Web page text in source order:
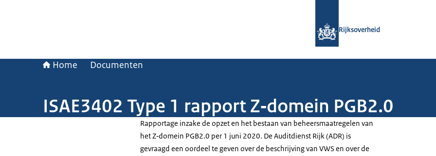
Rijksoverheid
Home Documenten
ISAE3402 Type 1 rapport Z‐domein PGB2.0
Rapportage inzake de opzet en het bestaan van beheersmaatregelen van
het Z‐domein PGB2.0 per 1 juni 2020. De Auditdienst Rijk (ADR) is
gevraagd een oordeel te geven over de beschrijving van VWS en over de